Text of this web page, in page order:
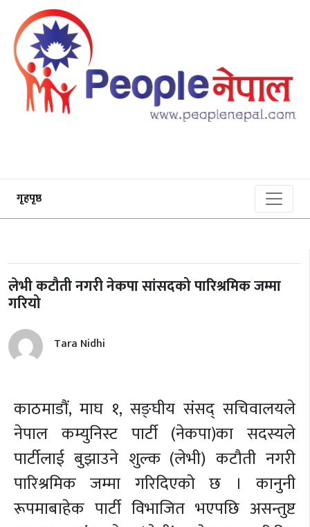
गृहपृष्ठ
लेभी कटौती नगरी नेकपा सांसदको पारिश्रमिक जम्मा
गरियो
Tara Nidhi
काठमाडौं, माघ १,सङ्घीय संसद् सचिवालयले
नेपाल कम्युनिस्ट पार्टी (नेकपा)का सदस्यले
पार्टीलाई बुझाउने शुल्क (लेभी) कटौती नगरी
पारिश्रमिक जम्मा गरिदिएको छ । कानुनी
रूपमाबाहेक पार्टी विभाजित भएपछि असन्तुष्ट